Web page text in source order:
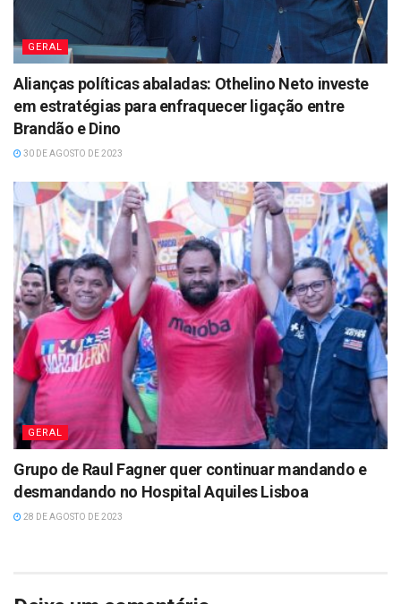
GERAL
Alianças políticas abaladas: Othelino Neto investe
em estratégias para enfraquecer ligação entre
Brandão e Dino
30 DE AGOSTO DE 2023
GERAL
Grupo de Raul Fagner quer continuar mandando e
desmandando no Hospital Aquiles Lisboa
28 DE AGOSTO DE 2023